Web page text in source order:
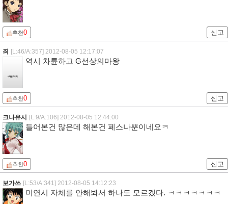
추천0 신고
죄 [L:46/A:357] 2012-08-05 12:17:07
역시 차륜하고 G선상의마왕
추천0 신고
크나유시 [L:9/A:106] 2012-08-05 12:44:00
들어본건 많은데 해본건 페스나뿐이네요ㅋ
추천0 신고
보가쓰 [L:53/A:341] 2012-08-05 14:12:23
미연시 자체를 안해봐서 하나도 모르겠다. ㅋㅋㅋㅋㅋㅋㅋ